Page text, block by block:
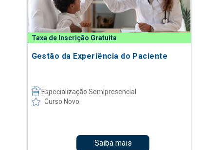
Taxa de Inscrição Gratuita
Gestão da Experiência do Paciente
Especialização Semipresencial
Curso Novo
Saiba mais